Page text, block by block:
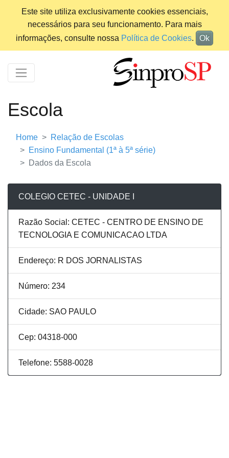
Este site utiliza exclusivamente cookies essenciais,
necessários para seu funcionamento. Para mais
informações, consulte nossa Política de Cookies. Ok
Escola
Home
Relação de Escolas
Ensino Fundamental (1ª à 5ª série)
Dados da Escola
COLEGIO CETEC - UNIDADE I
Razão Social: CETEC - CENTRO DE ENSINO DE
TECNOLOGIA E COMUNICACAO LTDA
Endereço: R DOS JORNALISTAS
Número: 234
Cidade: SAO PAULO
Cep: 04318-000
Telefone: 5588-0028